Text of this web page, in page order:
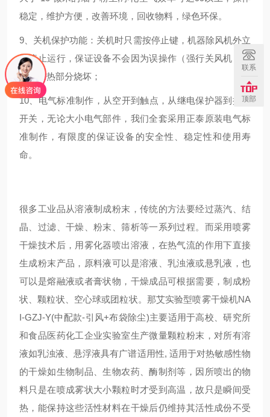
稳定，维护方便，改善环境，回收物料，绿色环保。
9、关机保护功能：关机时只需按停止键，机器除风机外立
即停止运行，保证设备不会因为误操作（强行关风机）而
导致加热部分烧坏；
10、电气标准制作，从空开到触点，从继电保护器到按钮
开关，无论大小电气部件，我们全套采用正泰原装电气标
准制作，有限度的保证设备的安全性、稳定性和使用寿
命。
很多工业品从溶液制成粉末，传统的方法要经过蒸汽、结
晶、过滤、干燥、粉末、筛析等一系列过程。而采用喷雾
干燥技术后，用雾化器喷出溶液，在热气流的作用下直接
生成粉末产品，原料液可以是溶液、乳浊液或悬乳液，也
可以是熔融液或者膏状物，干燥成品可根据需要，制成粉
状、颗粒状、空心球或团粒状。那艾实验型喷雾干燥机NA
I-GZJ-Y(中配款-引风+布袋除尘)主要适用于高校、研究所
和食品医药化工企业实验室生产微量颗粒粉末，对所有溶
液如乳浊液、悬浮液具有广谱适用性, 适用于对热敏感性物
的干燥如生物制品、生物农药、酶制剂等，因所喷出的物
料只是在喷成雾状大小颗粒时才受到高温，故只是瞬间受
热，能保持这些活性材料在干燥后仍维持其活性成份不受
联系
顶部